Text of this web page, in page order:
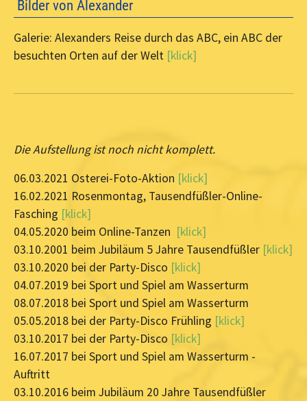
Bilder von Alexander
Galerie: Alexanders Reise durch das ABC, ein ABC der
besuchten Orten auf der Welt [klick]
Die Aufstellung ist noch nicht komplett.
06.03.2021 Osterei-Foto-Aktion [klick]
16.02.2021 Rosenmontag, Tausendfüßler-Online-
Fasching [klick]
04.05.2020 beim Online-Tanzen [klick]
03.10.2001 beim Jubiläum 5 Jahre Tausendfüßler [klick]
03.10.2020 bei der Party-Disco [klick]
04.07.2019 bei Sport und Spiel am Wasserturm
08.07.2018 bei Sport und Spiel am Wasserturm
05.05.2018 bei der Party-Disco Frühling [klick]
03.10.2017 bei der Party-Disco [klick]
16.07.2017 bei Sport und Spiel am Wasserturm -
Auftritt
03.10.2016 beim Jubiläum 20 Jahre Tausendfüßler